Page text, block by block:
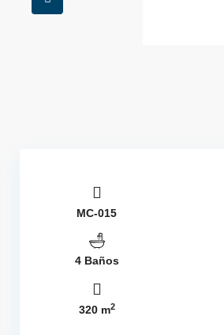
MC-015
4 Baños
320 m2